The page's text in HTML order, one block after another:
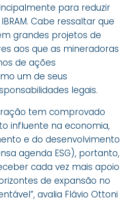
para reduzir
Cabe ressaltar que
grandes projetos de
aos que as mineradoras
de ações
um de seus
legais.
tem comprovado
influente na economia,
e do desenvolvimento
agenda ESG), portanto,
cada vez mais apoio
de expansão no
avalia Flávio Ottoni